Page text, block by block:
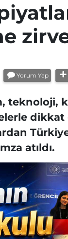
Yorum Yap
teknoloji,
dikkat
atıldı.